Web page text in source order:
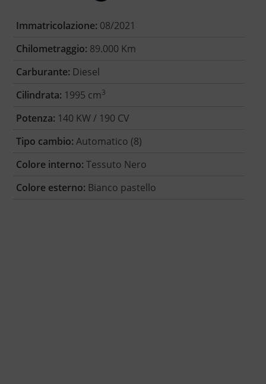
Immatricolazione: 08/2021
Chilometraggio: 89.000 Km
Carburante: Diesel
Cilindrata: 1995 cm3
Potenza: 140 KW / 190 CV
Tipo cambio: Automatico (8)
Colore interno: Tessuto Nero
Colore esterno: Bianco pastello